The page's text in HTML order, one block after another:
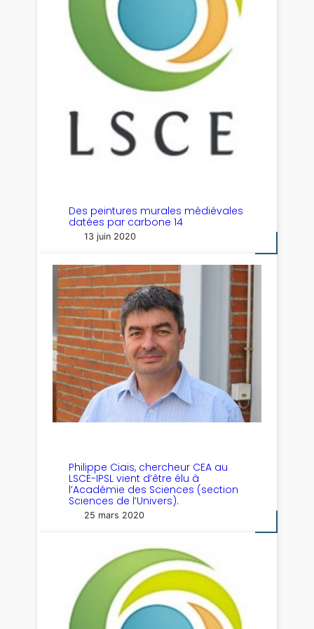
Des peintures murales médiévales
datées par carbone 14
13 juin 2020
Philippe Ciais, chercheur CEA au
LSCE-IPSL vient d’être élu à
l’Académie des Sciences (section
Sciences de l’Univers).
25 mars 2020